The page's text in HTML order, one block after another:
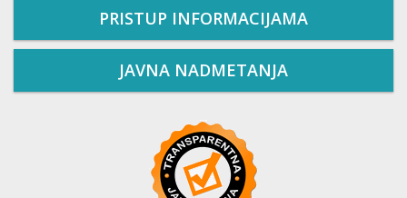
PRISTUP INFORMACIJAMA
JAVNA NADMETANJA